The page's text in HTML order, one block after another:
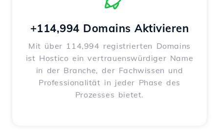
+114,994 Domains Aktivieren
Mit über 114,994 registrierten Domains
ist Hostico ein vertrauenswürdiger Name
in der Branche, der Fachwissen und
Professionalität in jeder Phase des
Prozesses bietet.